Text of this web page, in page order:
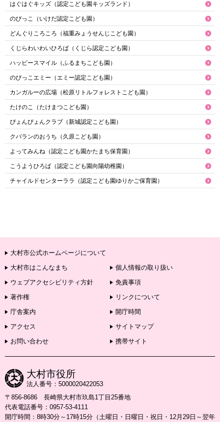
はぐはぐキッズ（認定こども園キッズランド）
のびっこ（いけだ認定こども園）
どんぐりころころ（福重みょうせんじこども園）
くじらわいわいひろば（くじら認定こども園）
ハッピースマイル（ふるまちこども園）
のびっこエミー（エミー認定こども園）
カンガルーの広場（松原リトルフォレストこども園）
たけのこ（たけまつこども園）
ぴょんぴょんクラブ（新城認定こども園）
クバランのおうち（久原こども園）
よってみんね（認定こども園かたまち保育園）
こうようひろば（認定こども園向陽幼稚園）
チャイルドセンターララ（認定こども園ゆりかご保育園）
大村市公式ホームページについて
大村市はこんなまち
個人情報の取り扱い
ウェブアクセシビリティ方針
免責事項
著作権
リンクについて
庁舎案内
開庁時間
アクセス
サイトマップ
お問い合わせ
携帯サイト
大村市役所
法人番号：5000020422053
〒856-8686 長崎県大村市玖島1丁目25番地
代表電話番号：0957-53-4111
開庁時間：8時30分～17時15分（土曜日・日曜日・祝日・12月29日～翌年